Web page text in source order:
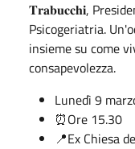
𝐓𝐫𝐚𝐛𝐮𝐜𝐜𝐡𝐢,
Psicogeriatria.
insieme su come
consapevolezza.
Lunedì 9
⏰Ore 15.30
📍Ex Chiesa